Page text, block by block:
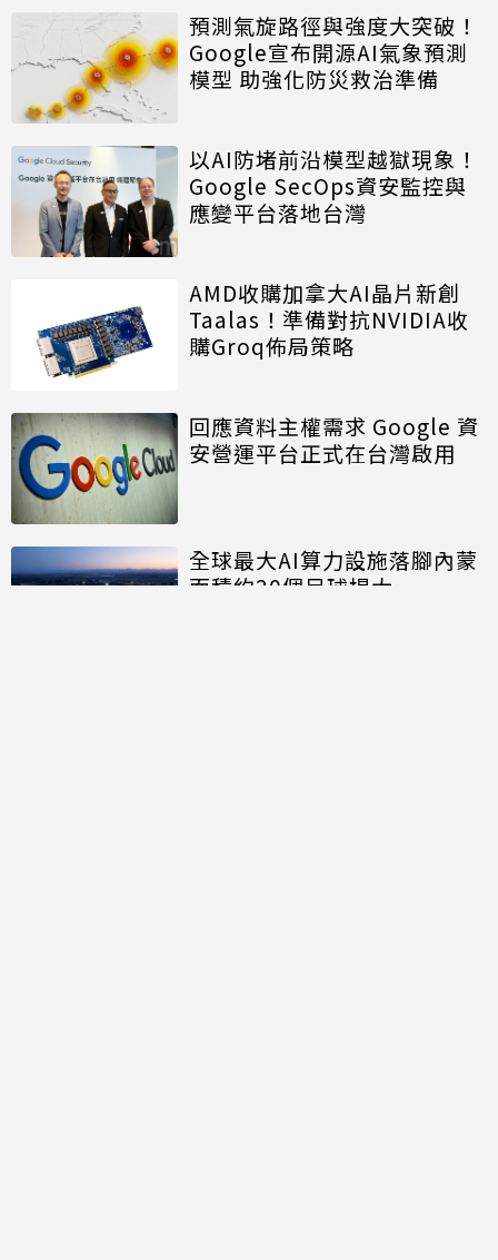
預測氣旋路徑與強度大突破！
Google宣布開源AI氣象預測
模型 助強化防災救治準備
以AI防堵前沿模型越獄現象！
Google SecOps資安監控與
應變平台落地台灣
AMD收購加拿大AI晶片新創
Taalas！準備對抗NVIDIA收
購Groq佈局策略
回應資料主權需求 Google 資
安營運平台正式在台灣啟用
全球最大AI算力設施落腳內蒙
面積約20個足球場大